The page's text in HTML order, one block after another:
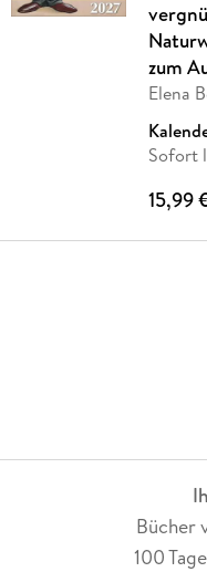
zum
Elena
Sofort
15,99
Bücher
100